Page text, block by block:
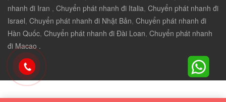
nhanh đi Iran , Chuyển phát nhanh đi Italia, Chuyển phát nhanh đi
Israel, Chuyển phát nhanh đi Nhật Bản, Chuyển phát nhanh đi
Hàn Quốc, Chuyển phát nhanh đi Đài Loan, Chuyển phát nhanh
đi Macao .